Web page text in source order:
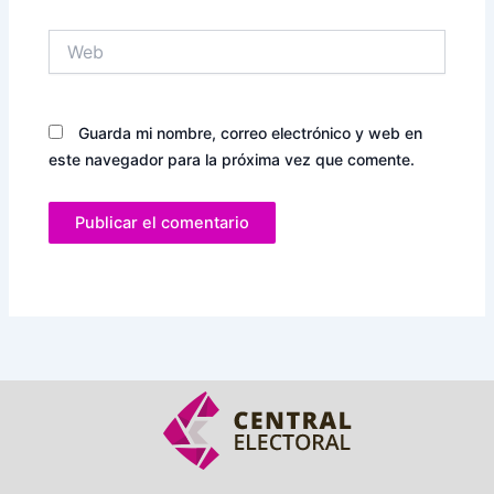
Guarda mi nombre, correo electrónico y web en
este navegador para la próxima vez que comente.